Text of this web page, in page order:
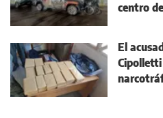
centro
El